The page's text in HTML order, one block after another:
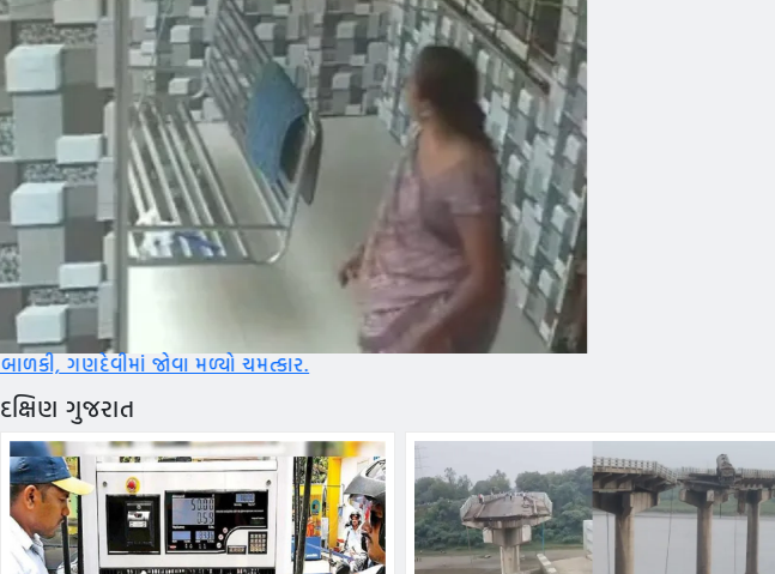
મળ્યો ચમત્કાર.
દક્ષિણ ગુજરાત